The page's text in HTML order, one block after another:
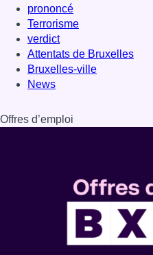
prononcé
Terrorisme
verdict
Attentats de Bruxelles
Bruxelles-ville
News
Offres d’emploi